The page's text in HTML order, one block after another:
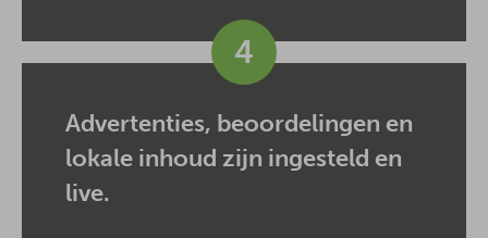
4
Advertenties, beoordelingen en
lokale inhoud zijn ingesteld en
live.